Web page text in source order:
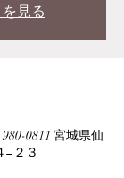
見る
0811 宮城県仙
−２３